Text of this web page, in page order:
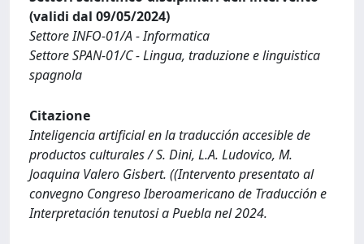
(validi dal 09/05/2024)
Settore INFO-01/A - Informatica
Settore SPAN-01/C - Lingua, traduzione e linguistica
spagnola
Citazione
Inteligencia artificial en la traducción accesible de
productos culturales / S. Dini, L.A. Ludovico, M.
Joaquina Valero Gisbert. ((Intervento presentato al
convegno Congreso Iberoamericano de Traducción e
Interpretación tenutosi a Puebla nel 2024.